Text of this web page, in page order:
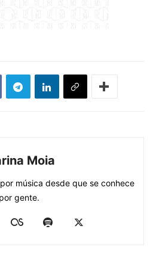
Moia
música desde que se conhece
por gente.